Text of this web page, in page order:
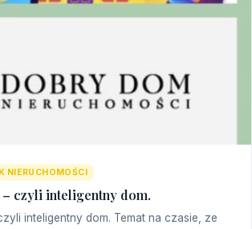
NIERUCHOMOŚCI
– czyli inteligentny dom.
inteligentny dom. Temat na czasie, ze